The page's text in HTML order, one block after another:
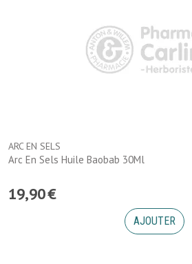
ARC EN SELS
Arc En Sels Huile Baobab 30Ml
19,90€
AJOUTER